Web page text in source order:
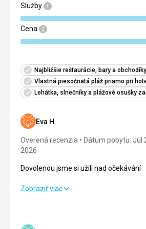
Služby
Cena
Najbližšie reštaurácie, bary a
Vlastná piesočnatá pláž priamo pri
Lehátka, slnečníky a plážové osušky
Eva H.
Overená recenzia Dátum pobytu: Júl
2026
Dovolenou jsme si užili nad očekávání
Dovolenou jsme si užili nad očekávání
Zobraziť viac